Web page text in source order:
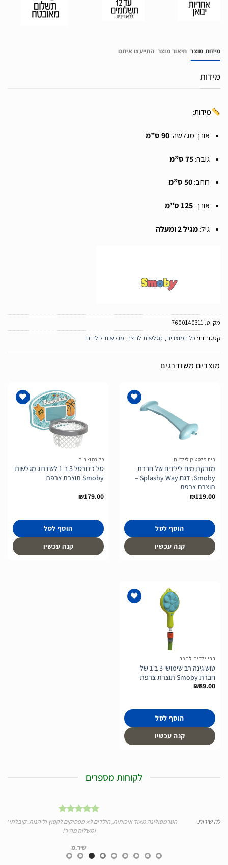
מידות מוצר תיאור מוצר התייעצו איתנו
מידות
מידות:
אורך מגלשה:90 ס”מ
גובה:75 ס”מ
רוחב:50 ס”מ
אורך:125 ס”מ
גיל:מגיל 2 ומעלה
מק"ט: 7600140311
קטגוריות: כל המוצרים, מגלשות לחצר, מגלשות לילדים
מוצרים משודרגים
בית פלסטיק לילדים
מזרקת מים לילדים של חברת
Smoby, דגם Splashy Way –
תוצרת צרפת
₪119.00
הוסף לסל
קנה עכשיו
כל המוצרים
סל כדורסל 3 ב-1 לשדרוג מגלשות
Smoby תוצרת צרפת
₪179.00
הוסף לסל
קנה עכשיו
בתי ילדים לחצר
טוש גינה רב שימושי 3 ב 1 של
חברת Smoby תוצרת צרפת
₪89.00
הוסף לסל
קנה עכשיו
לקוחות מספרים
הטרמפולינה מאוד איכותית, הילדים לא מפסיקים לקפוץ וליהנות. קיבלתי שירות מצוין